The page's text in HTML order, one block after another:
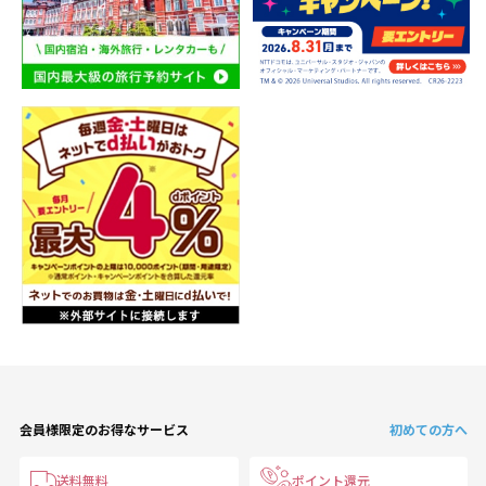
会員様限定のお得なサービス 初めての方へ
送料無料 ポイント還元